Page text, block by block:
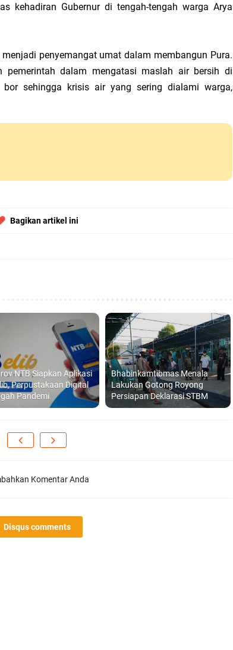
kehadiran Gubernur di tengah-tengah warga Arya
penyemangat umat dalam membangun Pura.
dalam mengatasi maslah air bersih di
sehingga krisis air yang sering dialami warga,
Bagikan artikel ini
NTB Siapkan Aplikasi
Perpustakaan Digital
Pandemi
Bhabinkamtibmas Menala
Lakukan Gotong Royong
Persiapan Deklarasi STBM
Komentar Anda
Disqus comments